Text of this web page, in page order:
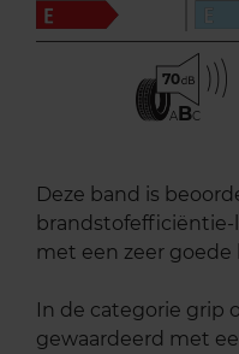
70
ABC
Deze band is
met een zeer
In de categorie grip
gewaardeerd met